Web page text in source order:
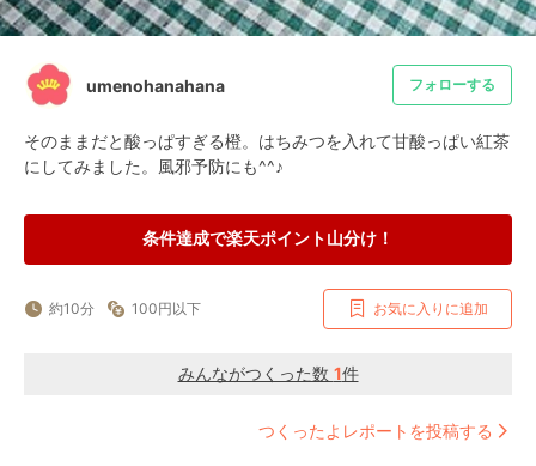
umenohanahana フォローする
そのままだと酸っぱすぎる橙。はちみつを入れて甘酸っぱい紅茶
にしてみました。風邪予防にも^^♪
条件達成で楽天ポイント山分け！
約10分 100円以下 お気に入りに追加
みんながつくった数 1件
つくったよレポートを投稿する